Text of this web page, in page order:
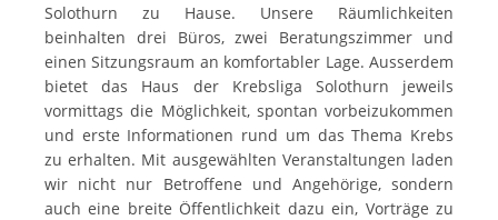
Solothurn zu Hause. Unsere Räumlichkeiten
beinhalten drei Büros, zwei Beratungszimmer und
einen Sitzungsraum an komfortabler Lage. Ausserdem
bietet das Haus der Krebsliga Solothurn jeweils
vormittags die Möglichkeit, spontan vorbeizukommen
und erste Informationen rund um das Thema Krebs
zu erhalten. Mit ausgewählten Veranstaltungen laden
wir nicht nur Betroffene und Angehörige, sondern
auch eine breite Öffentlichkeit dazu ein, Vorträge zu